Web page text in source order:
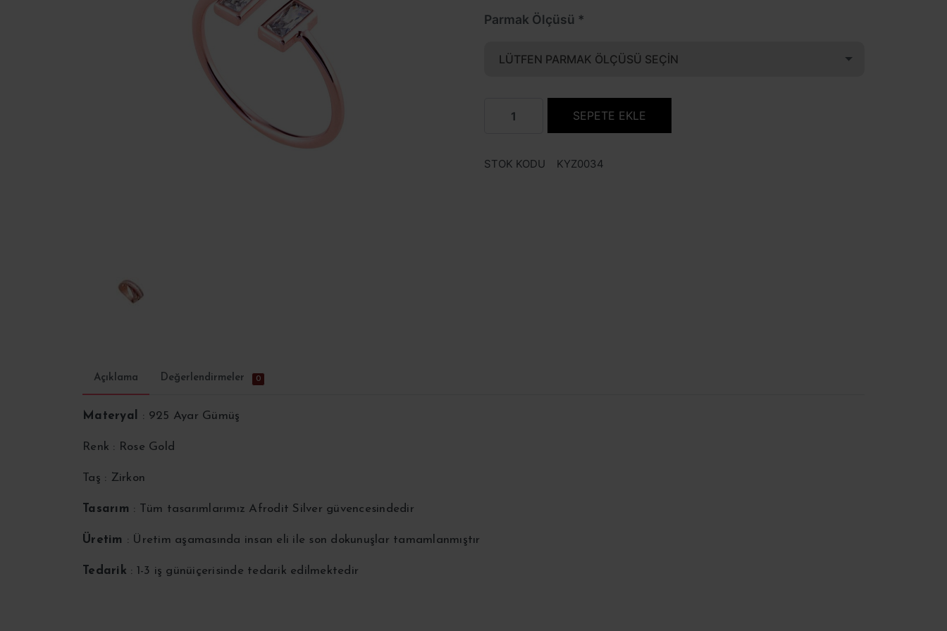
Parmak Ölçüsü
LÜTFEN PARMAK ÖLÇÜSÜ SEÇIN
SEPETE EKLE
STOK KODU KYZ0034
Açıklama Değerlendirmeler 0
Materyal : 925 Ayar Gümüş
Renk : Rose Gold
Taş : Zirkon
Tasarım : Tüm tasarımlarımız Afrodit Silver güvencesindedir
Üretim : Üretim aşamasında insan eli ile son dokunuşlar tamamlanmıştır
Tedarik : 1-3 iş günüiçerisinde tedarik edilmektedir